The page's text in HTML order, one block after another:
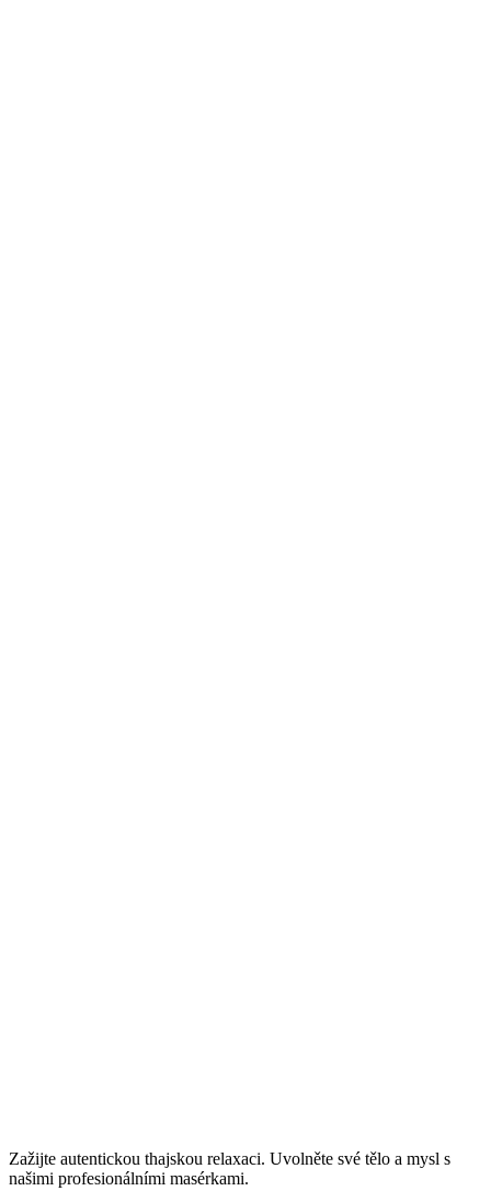
Zažijte autentickou thajskou relaxaci. Uvolněte své tělo a mysl s
našimi profesionálními masérkami.